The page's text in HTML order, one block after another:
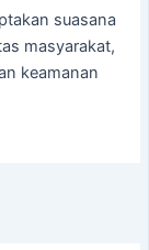
suasana
masyarakat,
keamanan